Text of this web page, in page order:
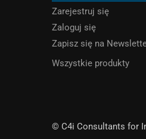
Zarejestruj się
Zaloguj się
Zapisz się na
Wszystkie produkty
© C4i Consultants for